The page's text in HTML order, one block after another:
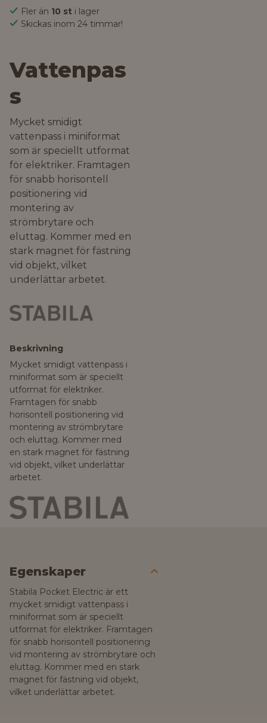
Fler än 10 st i lager
Skickas inom 24 timmar!
Vattenpas
s
Mycket smidigt
vattenpass i miniformat
som är speciellt utformat
för elektriker. Framtagen
för snabb horisontell
positionering vid
montering av
strömbrytare och
eluttag. Kommer med en
stark magnet för fästning
vid objekt, vilket
underlättar arbetet.
Beskrivning
Mycket smidigt vattenpass i
miniformat som är speciellt
utformat för elektriker.
Framtagen för snabb
horisontell positionering vid
montering av strömbrytare
och eluttag. Kommer med
en stark magnet för fästning
vid objekt, vilket underlättar
arbetet.
Egenskaper
Stabila Pocket Electric är ett
mycket smidigt vattenpass i
miniformat som är speciellt
utformat för elektriker. Framtagen
för snabb horisontell positionering
vid montering av strömbrytare och
eluttag. Kommer med en stark
magnet för fästning vid objekt,
vilket underlättar arbetet.